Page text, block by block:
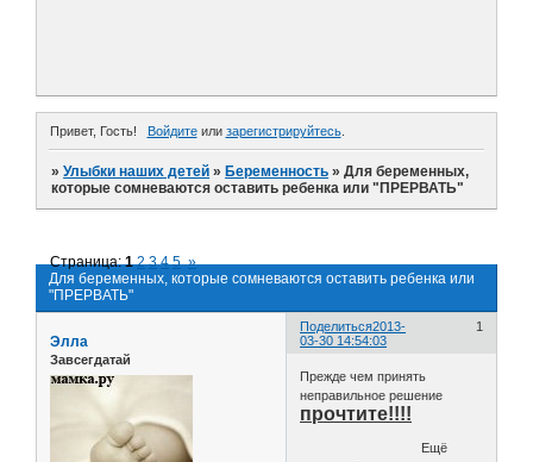
Привет, Гость! Войдитеили зарегистрируйтесь.
»Улыбки наших детей » Беременность »Для беременных,
которые сомневаются оставить ребенка или "ПРЕРВАТЬ"
Для беременных, которые сомневаются оставить ребенка или
"ПРЕРВАТЬ"
Страница:1 2 3 4 5 »
Поделиться 1
2013-
03-30 14:54:03
Элла
Завсегдатай
Прежде чем принять
неправильное решение
прочтите!!!!
Ещё